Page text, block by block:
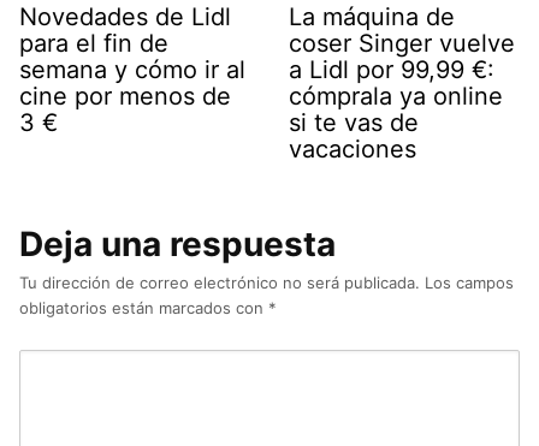
Novedades de Lidl
para el fin de
semana y cómo ir al
cine por menos de
3 €
La máquina de
coser Singer vuelve
a Lidl por 99,99 €:
cómprala ya online
si te vas de
vacaciones
Deja una respuesta
Tu dirección de correo electrónico no será publicada. Los campos
obligatorios están marcados con *